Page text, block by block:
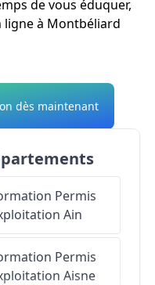
de vous éduquer,
ligne à Montbéliard
dès maintenant
Permis
Ain
Permis
Aisne